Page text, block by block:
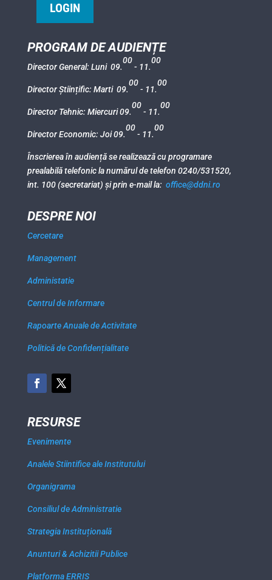
LOGIN
PROGRAM DE AUDIENȚE
Director General: Luni 09.
00
- 11.
00
Director Științific: Marti 09.
00
- 11.
00
Director Tehnic: Miercuri 09.
00
- 11.
00
Director Economic: Joi 09.
00
- 11.
00
Înscrierea în audiență se realizează cu programare
prealabilă telefonic la numărul de telefon 0240/531520,
int. 100 (secretariat) și prin e-mail la: office@ddni.ro
DESPRE NOI
Cercetare
Management
Administatie
Centrul de Informare
Rapoarte Anuale de Activitate
Politică de Confidențialitate
RESURSE
Evenimente
Analele Stiintifice ale Institutului
Organigrama
Consiliul de Administratie
Strategia Instituțională
Anunturi & Achizitii Publice
Platforma ERRIS